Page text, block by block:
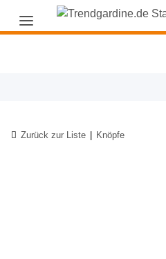
Zurück zur Liste Knöpfe